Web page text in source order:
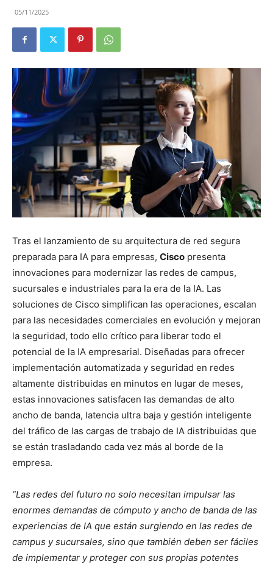
05/11/2025
Tras el lanzamiento de su arquitectura de red segura
preparada para IA para empresas, Cisco presenta
innovaciones para modernizar las redes de campus,
sucursales e industriales para la era de la IA. Las
soluciones de Cisco simplifican las operaciones, escalan
para las necesidades comerciales en evolución y mejoran
la seguridad, todo ello crítico para liberar todo el
potencial de la IA empresarial. Diseñadas para ofrecer
implementación automatizada y seguridad en redes
altamente distribuidas en minutos en lugar de meses,
estas innovaciones satisfacen las demandas de alto
ancho de banda, latencia ultra baja y gestión inteligente
del tráfico de las cargas de trabajo de IA distribuidas que
se están trasladando cada vez más al borde de la
empresa.
“Las redes del futuro no solo necesitan impulsar las
enormes demandas de cómputo y ancho de banda de las
experiencias de IA que están surgiendo en las redes de
campus y sucursales, sino que también deben ser fáciles
de implementar y proteger con sus propias potentes